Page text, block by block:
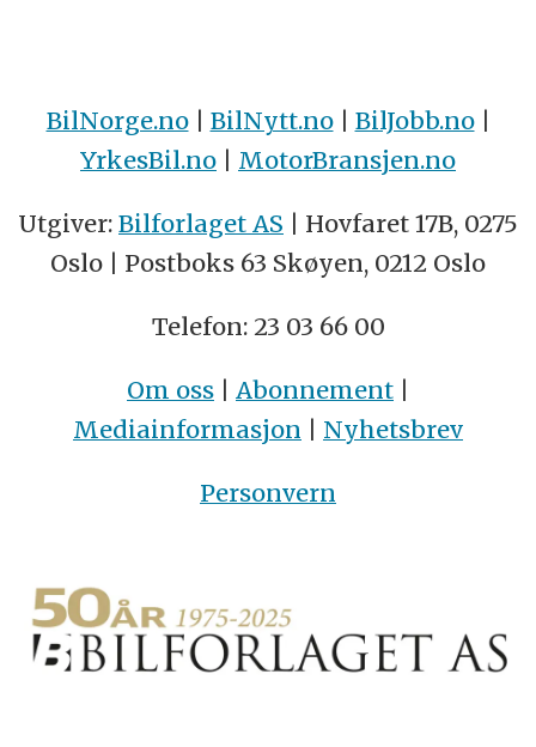
BilNorge.no| BilNytt.no| BilJobb.no|
YrkesBil.no | MotorBransjen.no
Utgiver: Bilforlaget AS | Hovfaret 17B, 0275
Oslo | Postboks 63 Skøyen, 0212 Oslo
Telefon: 23 03 66 00
Om oss | Abonnement |
Mediainformasjon | Nyhetsbrev
Personvern